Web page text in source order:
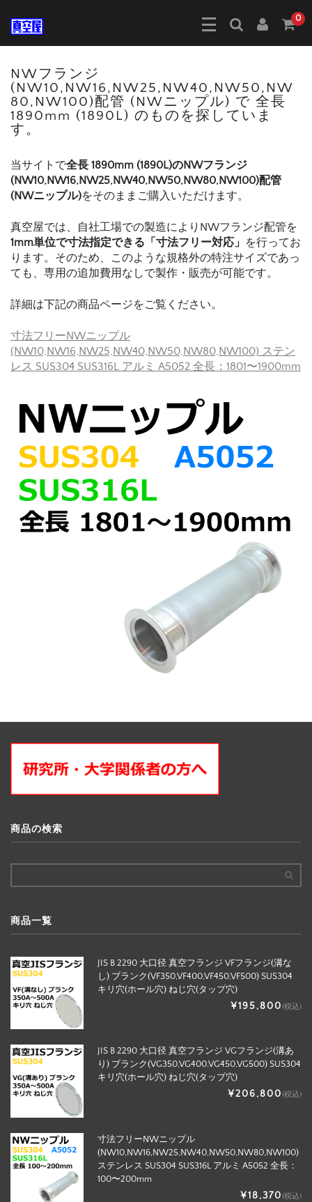
0
NWフランジ
(NW10,NW16,NW25,NW40,NW50,NW
80,NW100)配管 (NWニップル) で 全長
1890mm (1890L) のものを探していま
す。
当サイトで全長 1890mm (1890L)のNWフランジ
(NW10,NW16,NW25,NW40,NW50,NW80,NW100)配管
(NWニップル)をそのままご購入いただけます。
真空屋では、自社工場での製造によりNWフランジ配管を
1mm単位で寸法指定できる「寸法フリー対応」 を行ってお
ります。そのため、このような規格外の特注サイズであっ
ても、専用の追加費用なしで製作・販売が可能です。
詳細は下記の商品ページをご覧ください。
寸法フリーNWニップル
(NW10,NW16,NW25,NW40,NW50,NW80,NW100) ステン
レス SUS304 SUS316L アルミ A5052 全長：1801〜1900mm
商品の検索
商品一覧
JIS B 2290 大口径 真空フランジ VFフランジ(溝な
し) ブランク(VF350,VF400,VF450,VF500) SUS304
キリ穴(ホール穴) ねじ穴(タップ穴)
¥195,800(税込)
JIS B 2290 大口径 真空フランジ VGフランジ(溝あ
り) ブランク(VG350,VG400,VG450,VG500) SUS304
キリ穴(ホール穴) ねじ穴(タップ穴)
¥206,800(税込)
寸法フリーNWニップル
(NW10,NW16,NW25,NW40,NW50,NW80,NW100)
ステンレス SUS304 SUS316L アルミ A5052 全長：
100〜200mm
¥18,370(税込)